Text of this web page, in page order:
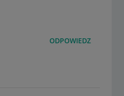
ODPOWIEDZ